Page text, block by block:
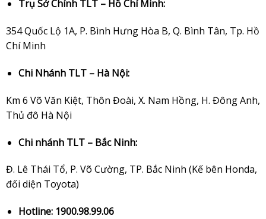
Trụ Sở Chính TLT – Hồ Chí Minh:
354 Quốc Lộ 1A, P. Bình Hưng Hòa B, Q. Bình Tân, Tp. Hồ
Chí Minh
Chi Nhánh TLT – Hà Nội:
Km 6 Võ Văn Kiệt, Thôn Đoài, X. Nam Hồng, H. Đông Anh,
Thủ đô Hà Nội
Chi nhánh TLT – Bắc Ninh:
Đ. Lê Thái Tổ, P. Võ Cường, TP. Bắc Ninh (Kế bên Honda,
đối diện Toyota)
Hotline: 1900.98.99.06